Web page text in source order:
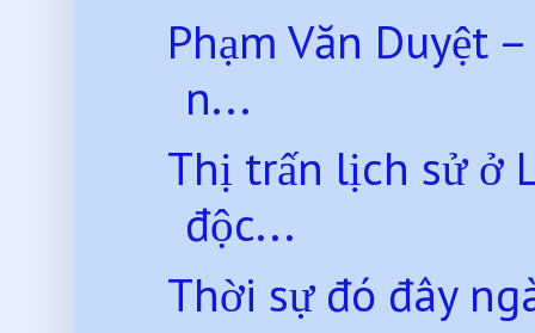
Phạm Văn Duyệt
n...
Thị trấn lịch sử ở
độc...
Thời sự đó đây